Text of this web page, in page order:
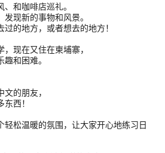
和咖啡店巡礼。
现新的事物和风景。
的地方，或者想去的地方！
现在又住在柬埔寨，
和困难。
的朋友，
西！
轻松温暖的氛围，让大家开心地练习日